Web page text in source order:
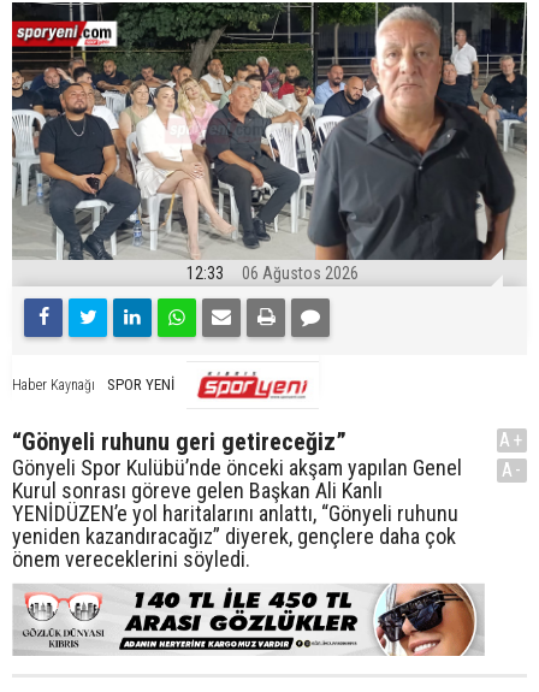
12:33 06 Ağustos 2026
Haber Kaynağı SPOR YENİ
“Gönyeli ruhunu geri getireceğiz”
Gönyeli Spor Kulübü’nde önceki akşam yapılan Genel
Kurul sonrası göreve gelen Başkan Ali Kanlı
YENİDÜZEN’e yol haritalarını anlattı, “Gönyeli ruhunu
yeniden kazandıracağız” diyerek, gençlere daha çok
önem vereceklerini söyledi.
A+
A-